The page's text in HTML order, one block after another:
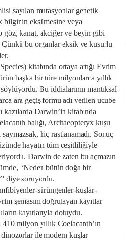
sayılan mutasyonlar genetik
bilginin eksilmesine veya
göz, kanat, akciğer ve beyin gibi
Çünkü bu organlar eksik ve kusurlu
kitabında ortaya attığı Evrim
başka bir türe milyonlarca yıllık
Bu iddialarının mantıksal
ara geçiş formu adı verilen ucube
kazılarda Darwin’in kitabında
balığı, Archaeopteryx kuşu
saymazsak, hiç rastlanamadı. Sonuç
hayatın tüm çeşitliliğiyle
Darwin de zaten bu açmazın
“Neden bütün doğa bir
diye soruyordu.
sürüngenler-kuşlar-
şemasını doğrulayan kayıtlar
kayıtlarıyla doluydu.
milyon yıllık Coelacanth’ın
ile modern kuşlar